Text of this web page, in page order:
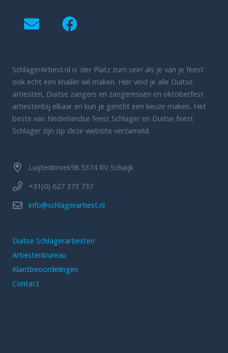
SchlagerArtiest.nl is ‘der Platz zum sein’ als je van je feest
ook echt een knaller wil maken. Hier vind je alle Duitse
artiesten, Duitse zangers en zangeressen en oktoberfest
artiestenbij elkaar en kun je gericht een keuze maken. Het
beste van Nederlandse feest Schlager en Duitse feest
Schlager zijn op deze website verzameld.
Luijtenbroek98 5374 RV Schaijk
+31(0) 627 373 737
info@schlagerartiest.nl
Duitse Schlagerartiesten
Artiestenbureau
Klantbeoordelingen
Contact